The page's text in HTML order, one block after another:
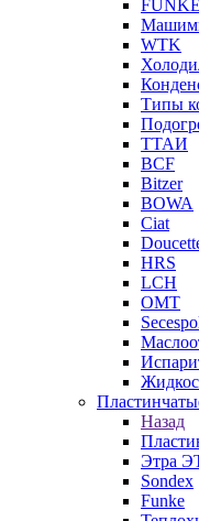
FUNKE
WTK
Типы
ТТАИ
BCF
Bitzer
BOWA
Ciat
HRS
LCH
OMT
Назад
Этра
Sondex
Funke